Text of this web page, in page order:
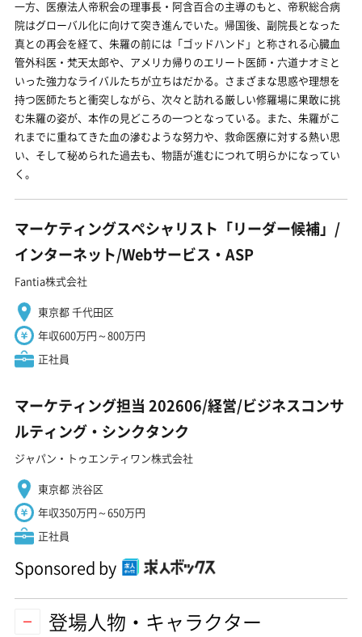
一方、医療法人帝釈会の理事長・阿含百合の主導のもと、帝釈総合病
院はグローバル化に向けて突き進んでいた。帰国後、副院長となった
真との再会を経て、朱羅の前には「ゴッドハンド」と称される心臓血
管外科医・梵天太郎や、アメリカ帰りのエリート医師・六道ナオミと
いった強力なライバルたちが立ちはだかる。さまざまな思惑や理想を
持つ医師たちと衝突しながら、次々と訪れる厳しい修羅場に果敢に挑
む朱羅の姿が、本作の見どころの一つとなっている。また、朱羅がこ
れまでに重ねてきた血の滲むような努力や、救命医療に対する熱い思
い、そして秘められた過去も、物語が進むにつれて明らかになってい
く。
マーケティングスペシャリスト「リーダー候補」/
インターネット/Webサービス・ASP
Fantia株式会社
東京都 千代田区
年収600万円～800万円
正社員
マーケティング担当 202606/経営/ビジネスコンサ
ルティング・シンクタンク
ジャパン・トゥエンティワン株式会社
東京都 渋谷区
年収350万円～650万円
正社員
Sponsored by
登場人物・キャラクター